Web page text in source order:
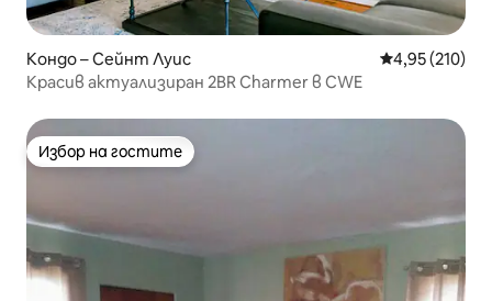
Кондо – Сейнт Луис Средна
4,95 (210)
Красив актуализиран 2BR Charmer в CWE
Избор на гостите
Избор на гостите